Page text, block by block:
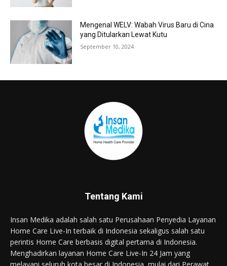
Mengenal WELV: Wabah Virus Baru di Cina
yang Ditularkan Lewat Kutu
September 10, 2024
Tentang Kami
Insan Medika adalah salah satu Perusahaan Penyedia Layanan
Home Care Live-In terbaik di Indonesia sekaligus salah satu
perintis Home Care berbasis digital pertama di Indonesia.
Menghadirkan layanan Home Care Live-In 24 Jam yang
melayani seluruh kota besar di Indonesia, mulai dari Perawat